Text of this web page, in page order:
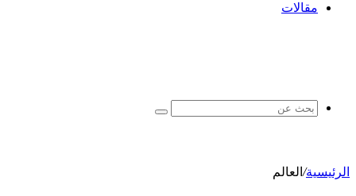
مقالات
بحث
الرئيسية/ العالم